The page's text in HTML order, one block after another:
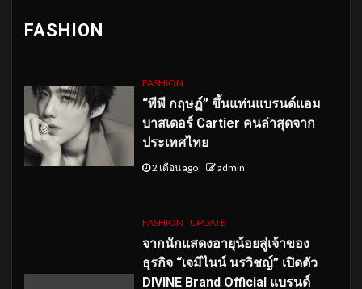
FASHION
FASHION
“พีพี กฤษฏ์” ขึ้นแท่นแบรนด์แอม
บาสเดอร์ Cartier คนล่าสุดจาก
ประเทศไทย
2 เดือน ago admin
FASHION UPDATE
จากนักแสดงอายุน้อยสู่เจ้าของ
ธุรกิจ “เจมีไนน์ นรวิชญ์” เปิดตัว
DIVINE Brand Official แบรนด์